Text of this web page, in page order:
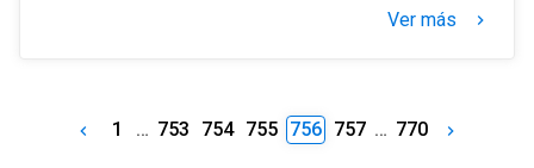
Ver más keyboard_arrow_right
keyboard_arrow_left 1 … 753 754 755 756 757 … 770 keyboard_arrow_right